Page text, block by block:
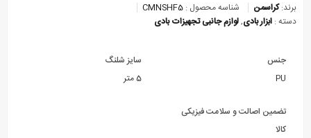
برند:کراسمن شناسه محصول : CMNSHF5
دسته : ابزار بادی,لوازم جانبی تجهیزات بادی
جنس
PU
سایز شلنگ
5 متر
تضمین اصالت و سلامت فیزیکی
کالا